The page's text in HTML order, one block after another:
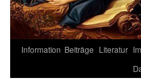
Information Beiträge Literatur